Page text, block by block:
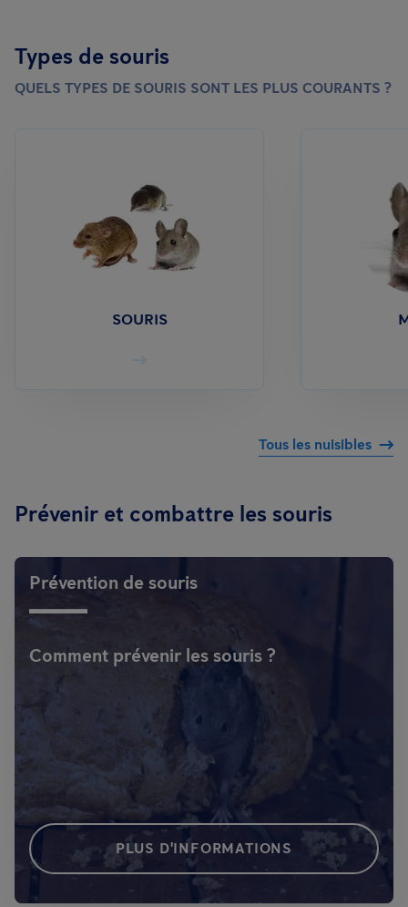
Types de souris
QUELS TYPES DE SOURIS SONT LES PLUS COURANTS ?
SOURIS
Tous les nuisibles
Prévenir et combattre les souris
Prévention de souris
Comment prévenir les souris ?
PLUS D'INFORMATIONS